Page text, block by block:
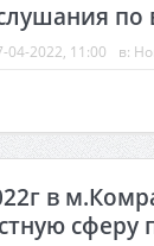
по
04-2022, 11:00 в:
в
сферу